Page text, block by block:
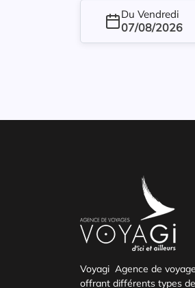
Du Vendredi
07/08/2026
Voyagi Agence de
offrant différents types